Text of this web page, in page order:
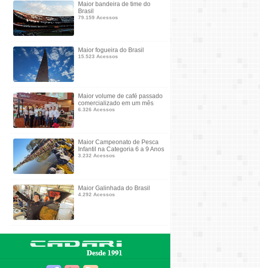
Maior bandeira de time do
Brasil
79.159 Acessos
Maior fogueira do Brasil
15.523 Acessos
Maior volume de café passado
comercializado em um mês
6.326 Acessos
Maior Campeonato de Pesca
Infantil na Categoria 6 a 9 Anos
3.232 Acessos
Maior Galinhada do Brasil
4.292 Acessos